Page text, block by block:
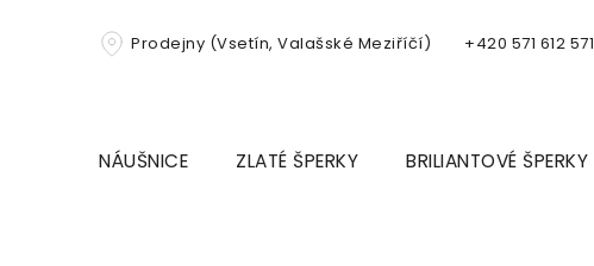
Prodejny (Vsetín, Valašské Meziříčí) +420 571 612 571
NÁUŠNICE ZLATÉ ŠPERKY BRILIANTOVÉ ŠPERKY